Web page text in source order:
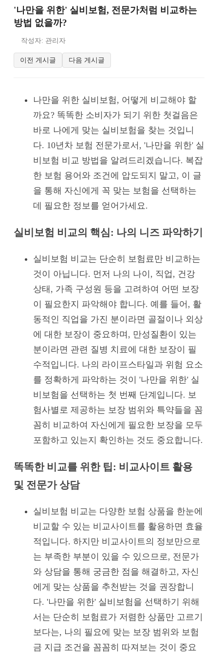
'나만을 위한' 실비보험, 전문가처럼 비교하는
방법 없을까?
작성자: 관리자
이전 게시글 다음 게시글
나만을 위한 실비보험, 어떻게 비교해야 할
까요? 똑똑한 소비자가 되기 위한 첫걸음은
바로 나에게 맞는 실비보험을 찾는 것입니
다. 10년차 보험 전문가로서, '나만을 위한' 실
비보험 비교 방법을 알려드리겠습니다. 복잡
한 보험 용어와 조건에 압도되지 말고, 이 글
을 통해 자신에게 꼭 맞는 보험을 선택하는
데 필요한 정보를 얻어가세요.
실비보험 비교의 핵심: 나의 니즈 파악하기
실비보험 비교는 단순히 보험료만 비교하는
것이 아닙니다. 먼저 나의 나이, 직업, 건강
상태, 가족 구성원 등을 고려하여 어떤 보장
이 필요한지 파악해야 합니다. 예를 들어, 활
동적인 직업을 가진 분이라면 골절이나 외상
에 대한 보장이 중요하며, 만성질환이 있는
분이라면 관련 질병 치료에 대한 보장이 필
수적입니다. 나의 라이프스타일과 위험 요소
를 정확하게 파악하는 것이 '나만을 위한' 실
비보험을 선택하는 첫 번째 단계입니다. 보
험사별로 제공하는 보장 범위와 특약들을 꼼
꼼히 비교하여 자신에게 필요한 보장을 모두
포함하고 있는지 확인하는 것도 중요합니다.
똑똑한 비교를 위한 팁: 비교사이트 활용
및 전문가 상담
실비보험 비교는 다양한 보험 상품을 한눈에
비교할 수 있는 비교사이트를 활용하면 효율
적입니다. 하지만 비교사이트의 정보만으로
는 부족한 부분이 있을 수 있으므로, 전문가
와 상담을 통해 궁금한 점을 해결하고, 자신
에게 맞는 상품을 추천받는 것을 권장합니
다. '나만을 위한' 실비보험을 선택하기 위해
서는 단순히 보험료가 저렴한 상품만 고르기
보다는, 나의 필요에 맞는 보장 범위와 보험
금 지급 조건을 꼼꼼히 따져보는 것이 중요